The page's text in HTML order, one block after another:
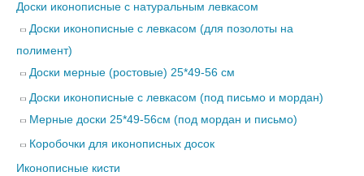
Доски иконописные с натуральным левкасом
Доски иконописные с левкасом (для позолоты на
полимент)
Доски мерные (ростовые) 25*49-56 см
Доски иконописные с левкасом (под письмо и мордан)
Мерные доски 25*49-56см (под мордан и письмо)
Коробочки для иконописных досок
Иконописные кисти